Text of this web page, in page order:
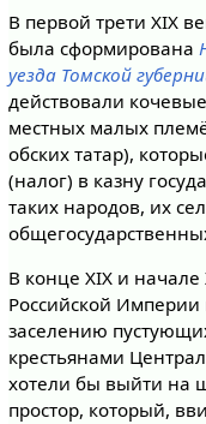
В первой трети XIX
была сформирована
уезда Томской
действовали
местных малых
обских татар),
(налог) в казну
таких народов, их
В конце XIX и начале
Российской
заселению
крестьянами
хотели бы выйти на
простор, который,